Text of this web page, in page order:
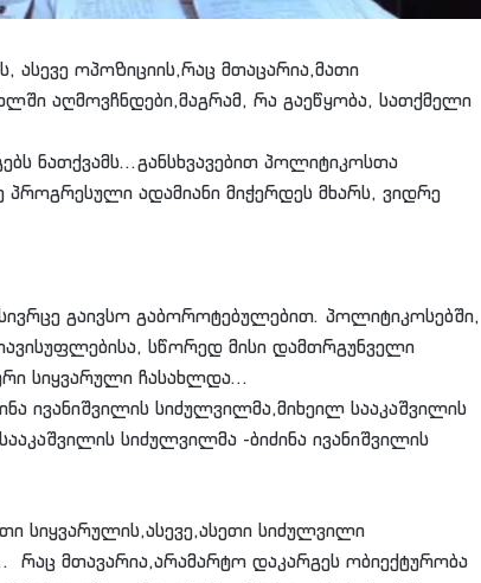
ოპოზიციის,რაც მთაცარია,მათი
აღმოვჩნდები,მაგრამ, რა გაეწყობა, სათქმელი
ნათქვამს…განსხვავებით პოლიტიკოსთა
პროგრესული ადამიანი მიჭერდეს მხარს, ვიდრე
გაივსო გაბოროტებულებით. პოლიტიკოსებში,
სწორედ მისი დამთრგუნველი
სიყვარული ჩასახლდა…
ივანიშვილის სიძულვილმა,მიხეილ სააკაშვილის
სიძულვილმა -ბიძინა ივანიშვილის
სიყვარულის,ასევე,ასეთი სიძულვილი
რაც მთავარია,არამარტო დაკარგეს ობიექტურობა